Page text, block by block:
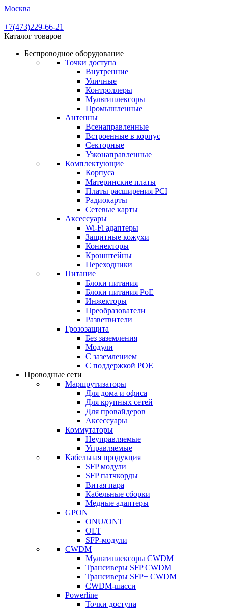
Москва
+7(473)229-66-21
Каталог товаров
Беспроводное оборудование
Точки доступа
Внутренние
Уличные
Контроллеры
Мультиплексоры
Промышленные
Антенны
Всенаправленные
Встроенные в корпус
Секторные
Узконаправленные
Комплектующие
Корпуса
Материнские платы
Платы расширения PCI
Радиокарты
Сетевые карты
Аксессуары
Wi-Fi адаптеры
Защитные кожухи
Коннекторы
Кронштейны
Переходники
Питание
Блоки питания
Блоки питания PoE
Инжекторы
Преобразователи
Разветвители
Грозозащита
Без заземления
Модули
С заземлением
С поддержкой POE
Проводные сети
Маршрутизаторы
Для дома и офиса
Для крупных сетей
Для провайдеров
Аксессуары
Коммутаторы
Неуправляемые
Управляемые
Кабельная продукция
SFP модули
SFP патчкорды
Витая пара
Кабельные сборки
Медные адаптеры
GPON
ONU/ONT
OLT
SFP-модули
CWDM
Мультиплексоры CWDM
Трансиверы SFP CWDM
Трансиверы SFP+ CWDM
CWDM-шасси
Powerline
Точки доступа